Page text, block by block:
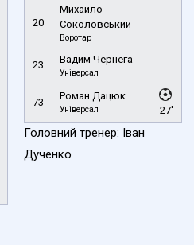
20
Михайло
Соколовський
Воротар
23 Вадим Чернега
Універсал
73
Роман Дацюк
Універсал 27'
Головний тренер: Іван
Дученко